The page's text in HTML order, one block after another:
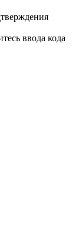
ввода кода